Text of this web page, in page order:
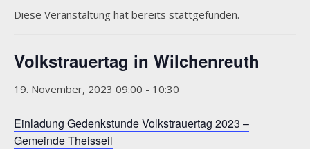
Diese Veranstaltung hat bereits stattgefunden.
Volkstrauertag in Wilchenreuth
19. November, 2023 09:00 - 10:30
Einladung Gedenkstunde Volkstrauertag 2023 –
Gemeinde Theisseil